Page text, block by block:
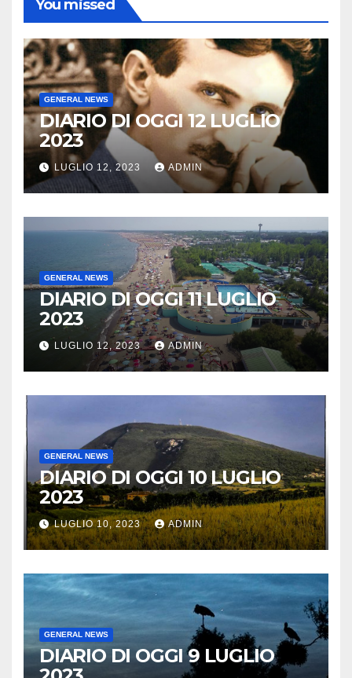
You missed
GENERAL NEWS
DIARIO DI OGGI 12 LUGLIO
2023
LUGLIO 12, 2023 ADMIN
GENERAL NEWS
DIARIO DI OGGI 11 LUGLIO
2023
LUGLIO 12, 2023 ADMIN
GENERAL NEWS
DIARIO DI OGGI 10 LUGLIO
2023
LUGLIO 10, 2023 ADMIN
GENERAL NEWS
DIARIO DI OGGI 9 LUGLIO